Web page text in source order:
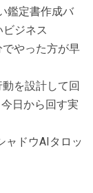
鑑定書作成バ
ジネス
やった方が早
を設計して回
日から回す実
ャドウAIタロッ